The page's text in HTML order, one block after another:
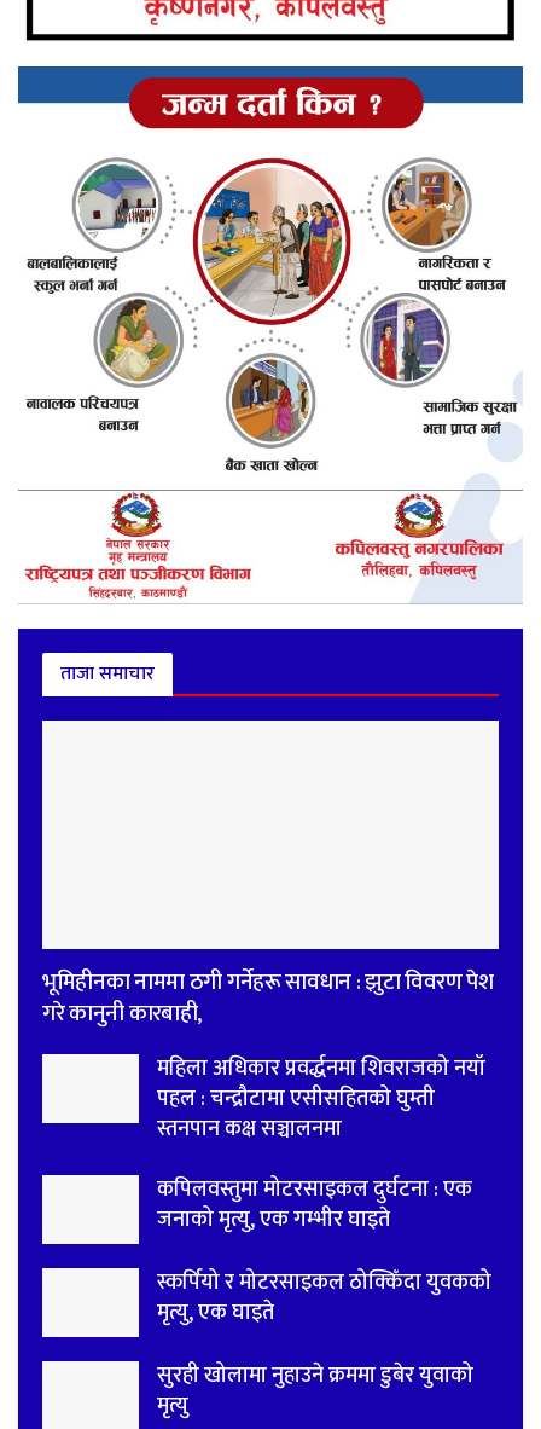
ताजा समाचार
भूमिहीनका नाममा ठगी गर्नेहरू सावधान : झुटा विवरण पेश
गरे कानुनी कारबाही,
महिला अधिकार प्रवर्द्धनमा शिवराजको नयाँ
पहल : चन्द्रौटामा एसीसहितको घुम्ती
स्तनपान कक्ष सञ्चालनमा
कपिलवस्तुमा मोटरसाइकल दुर्घटना : एक
जनाको मृत्यु, एक गम्भीर घाइते
स्कर्पियो र मोटरसाइकल ठोक्किँदा युवकको
मृत्यु, एक घाइते
सुरही खोलामा नुहाउने क्रममा डुबेर युवाको
मृत्यु